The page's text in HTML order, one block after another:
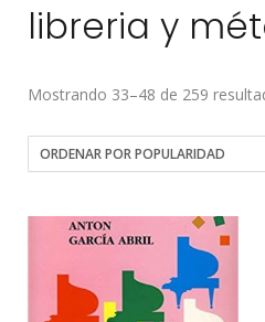
libreria y
Mostrando 33–48 de 259